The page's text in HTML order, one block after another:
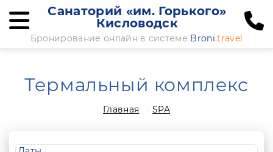
Санаторий «им. Горького»
Кисловодск
Бронирование онлайн в системе Broni.travel
Термальный комплекс
Главная SPA